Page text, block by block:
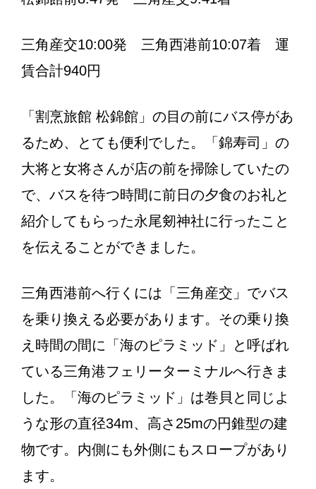
三角産交10:00発 三角西港前10:07着 運
賃合計940円
「割烹旅館 松錦館」の目の前にバス停があ
るため、とても便利でした。「錦寿司」の
大将と女将さんが店の前を掃除していたの
で、バスを待つ時間に前日の夕食のお礼と
紹介してもらった永尾剱神社に行ったこと
を伝えることができました。
三角西港前へ行くには「三角産交」でバス
を乗り換える必要があります。その乗り換
え時間の間に「海のピラミッド」と呼ばれ
ている三角港フェリーターミナルへ行きま
した。「海のピラミッド」は巻貝と同じよ
うな形の直径34m、高さ25mの円錐型の建
物です。内側にも外側にもスロープがあり
ます。